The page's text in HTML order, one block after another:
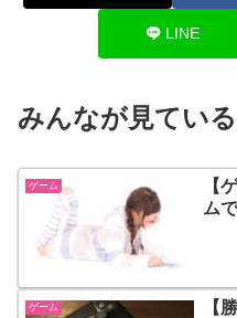
LINE
みんなが見てい
ゲーム
【
ム
ゲーム
【